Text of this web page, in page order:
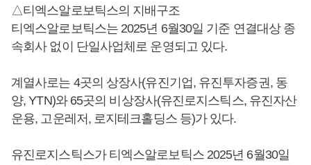
△티엑스알로보틱스의 지배구조
티엑스알로보틱스는 2025년 6월30일 기준 연결대상 종
속회사 없이 단일사업체로 운영되고 있다.
계열사로는 4곳의 상장사(유진기업, 유진투자증권, 동
양, YTN)와 65곳의 비상장사(유진로지스틱스, 유진자산
운용, 고운레저, 로지테크홀딩스 등)가 있다.
유진로지스틱스가 티엑스알로보틱스 2025년 6월30일